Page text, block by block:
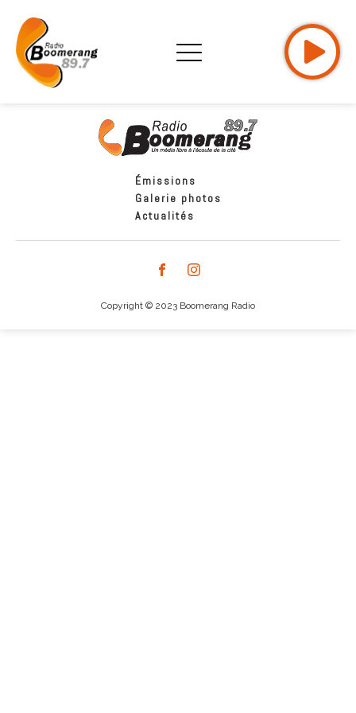
Émissions
Galerie photos
Actualités
Copyright © 2023 Boomerang Radio